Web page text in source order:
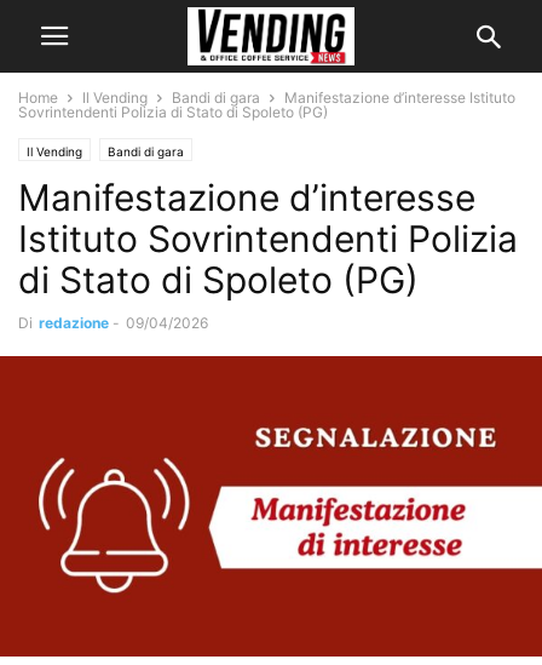
Home Il Vending Bandi di gara
Manifestazione d’interesse Istituto
Sovrintendenti Polizia di Stato di Spoleto (PG)
Il Vending Bandi di gara
Manifestazione d’interesse
Istituto Sovrintendenti Polizia
di Stato di Spoleto (PG)
Di redazione - 09/04/2026